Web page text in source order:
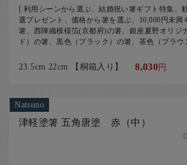
[ 利用シーンから選ぶ、結婚祝い箸ギフト特集、
選プレゼント、価格から箸を選ぶ、10,000円未満
箸、西陣織模様箔(京都府)の箸、銀座夏野オリジ
ド）の箸、黒色（ブラック）の箸、茶色（ブラウ
23.5cm 22cm 【桐箱入り】 8,030円
Natsuno
津軽塗箸 五角唐塗 赤（中）